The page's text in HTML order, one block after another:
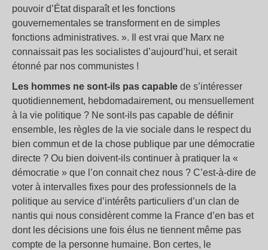
pouvoir d’État disparaît et les fonctions
gouvernementales se transforment en de simples
fonctions administratives. ». Il est vrai que Marx ne
connaissait pas les socialistes d’aujourd’hui, et serait
étonné par nos communistes !
Les hommes ne sont-ils pas capable de s’intéresser
quotidiennement, hebdomadairement, ou mensuellement
à la vie politique ? Ne sont-ils pas capable de définir
ensemble, les règles de la vie sociale dans le respect du
bien commun et de la chose publique par une démocratie
directe ? Ou bien doivent-ils continuer à pratiquer la «
démocratie » que l’on connait chez nous ? C’est-à-dire de
voter à intervalles fixes pour des professionnels de la
politique au service d’intérêts particuliers d’un clan de
nantis qui nous considèrent comme la France d’en bas et
dont les décisions une fois élus ne tiennent même pas
compte de la personne humaine. Bon certes, le